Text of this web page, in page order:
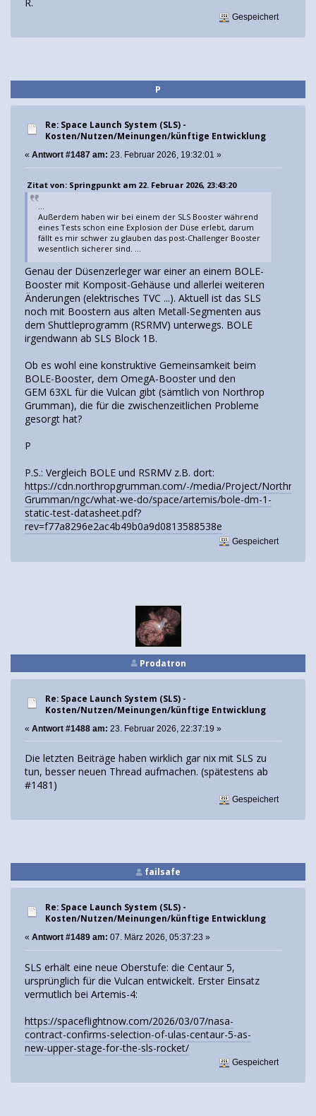
Gespeichert
P
Re: Space Launch System (SLS) -
Kosten/Nutzen/Meinungen/künftige Entwicklung
« Antwort #1487 am: 23. Februar 2026, 19:32:01 »
Zitat von: Springpunkt am 22. Februar 2026, 23:43:20
Außerdem haben wir bei einem der SLS Booster während
eines Tests schon eine Explosion der Düse erlebt, darum
fällt es mir schwer zu glauben das post-Challenger Booster
wesentlich sicherer sind. ...
Genau der Düsenzerleger war einer an einem BOLE-
Booster mit Komposit-Gehäuse und allerlei weiteren
Änderungen (elektrisches TVC ...). Aktuell ist das SLS
noch mit Boostern aus alten Metall-Segmenten aus
dem Shuttleprogramm (RSRMV) unterwegs. BOLE
irgendwann ab SLS Block 1B.
Ob es wohl eine konstruktive Gemeinsamkeit beim
BOLE-Booster, dem OmegA-Booster und den
GEM 63XL für die Vulcan gibt (sämtlich von Northrop
Grumman), die für die zwischenzeitlichen Probleme
gesorgt hat?
P
P.S.: Vergleich BOLE und RSRMV z.B. dort:
https://cdn.northropgrumman.com/-/media/Project/Northrop-
Grumman/ngc/what-we-do/space/artemis/bole-dm-1-
static-test-datasheet.pdf?
rev=f77a8296e2ac4b49b0a9d0813588538e
Gespeichert
Prodatron
Re: Space Launch System (SLS) -
Kosten/Nutzen/Meinungen/künftige Entwicklung
« Antwort #1488 am: 23. Februar 2026, 22:37:19 »
Die letzten Beiträge haben wirklich gar nix mit SLS zu
tun, besser neuen Thread aufmachen. (spätestens ab
#1481)
Gespeichert
failsafe
Re: Space Launch System (SLS) -
Kosten/Nutzen/Meinungen/künftige Entwicklung
« Antwort #1489 am: 07. März 2026, 05:37:23 »
SLS erhält eine neue Oberstufe: die Centaur 5,
ursprünglich für die Vulcan entwickelt. Erster Einsatz
vermutlich bei Artemis-4:
https://spaceflightnow.com/2026/03/07/nasa-
contract-confirms-selection-of-ulas-centaur-5-as-
new-upper-stage-for-the-sls-rocket/
Gespeichert